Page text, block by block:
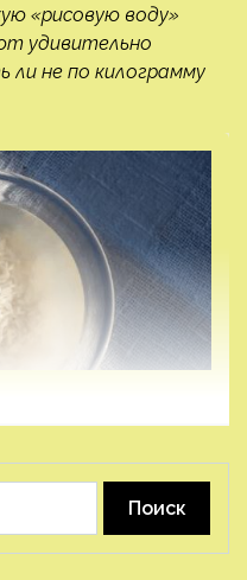
«рисовую воду»
удивительно
ли не по килограмму